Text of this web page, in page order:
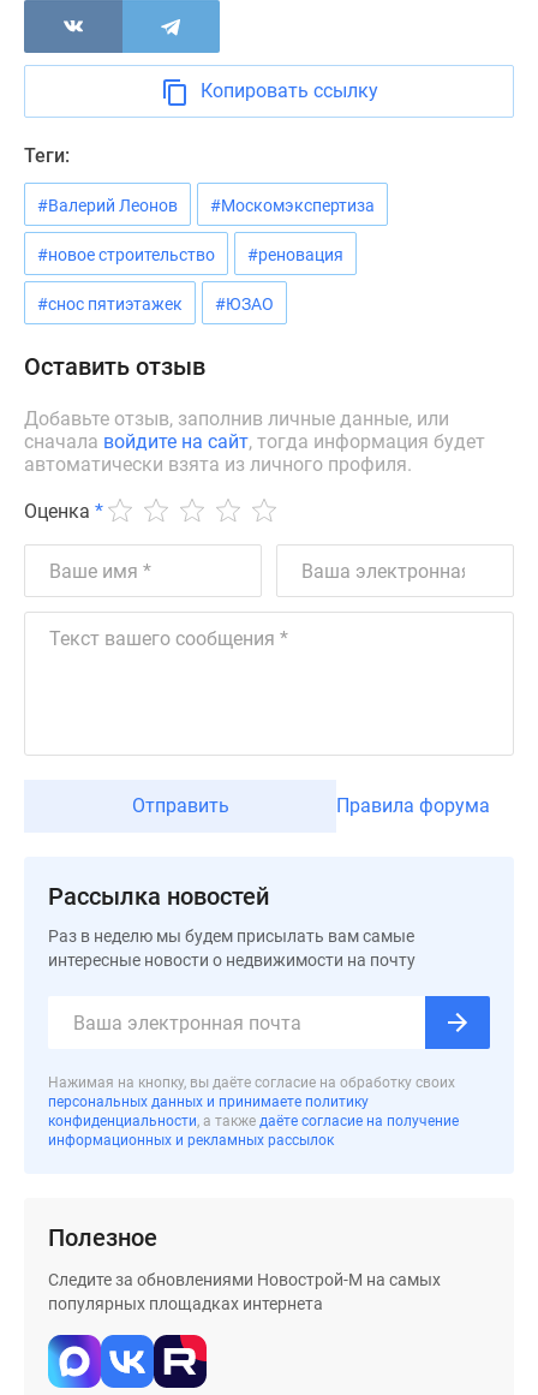
новостроек
Эксперты
авторы
Контакты
Реклама
сайте
Машино-
Апартаменты
#траншевая
#рассрочка
ИТ-
ипотека
Квартиры
Видео
Rutube
Программа
Москве
Новостройки
Новостройки
бизнес-
класса
Траншевая
ипотека
Копировать ссылку
Теги:
#Валерий Леонов #Москомэкспертиза
#новое строительство #реновация
#снос пятиэтажек #ЮЗАО
Оставить отзыв
Добавьте отзыв, заполнив личные данные, или
сначала войдите на сайт, тогда информация будет
автоматически взята из личного профиля.
Оценка *
Отправить Правила форума
Рассылка новостей
Раз в неделю мы будем присылать вам самые
интересные новости о недвижимости на почту
Нажимая на кнопку, вы даёте согласие на обработку своих
персональных данных и принимаете политику
конфиденциальности, а также даёте согласие на получение
информационных и рекламных рассылок
Полезное
Следите за обновлениями Новострой-М на самых
популярных площадках интернета